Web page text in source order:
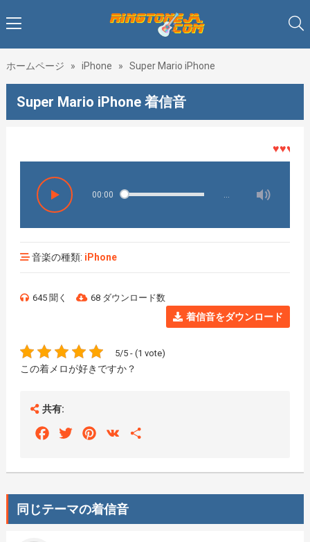
ホームページ » iPhone » Super Mario iPhone
Super Mario iPhone 着信音
♥♥♥着メ
00:00
音楽の種類: iPhone
645 聞く 68 ダウンロード数
着信音をダウンロード
5/5 - (1 vote)
この着メロが好きですか？
共有:
FacebookTwitterPinterest
VK
同じテーマの着信音